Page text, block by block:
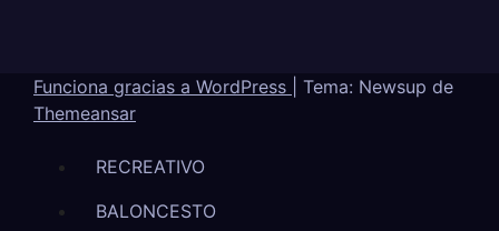
Funciona gracias a WordPress
Tema: Newsup de
Themeansar
RECREATIVO
BALONCESTO